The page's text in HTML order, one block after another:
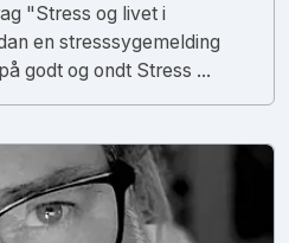
"Stress og livet i
en stresssygemelding
godt og ondt Stress ...